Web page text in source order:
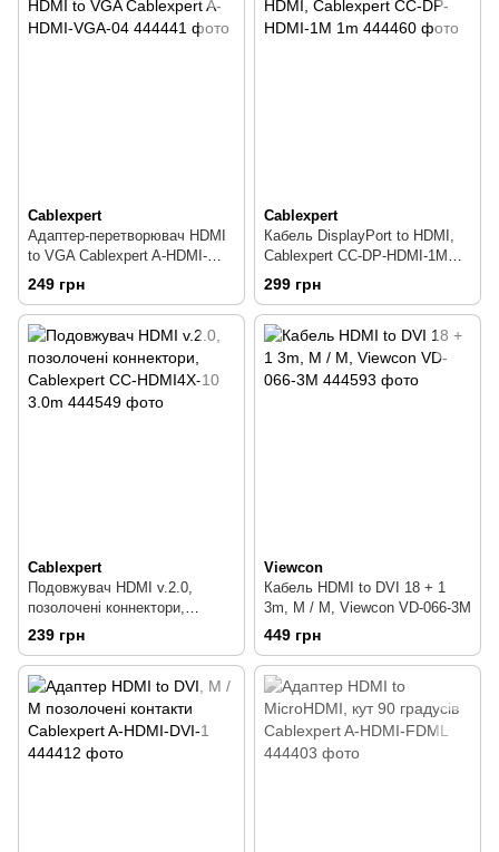
Cablexpert
Адаптер-перетворювач HDMI
to VGA Cablexpert A-HDMI-
VGA-04
249 грн
Cablexpert
Кабель DisplayPort to HDMI,
Cablexpert CC-DP-HDMI-1M
1m
299 грн
Cablexpert
Подовжувач HDMI v.2.0,
позолочені коннектори,
Cablexpert CC-HDMI4X-10
239 грн
Viewcon
Кабель HDMI to DVI 18 + 1
3m, M / M, Viewcon VD-066-3M
449 грн